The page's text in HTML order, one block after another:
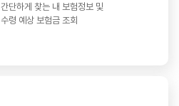
간단하게 찾는 내 보험정보 및
수령 예상 보험금 조회